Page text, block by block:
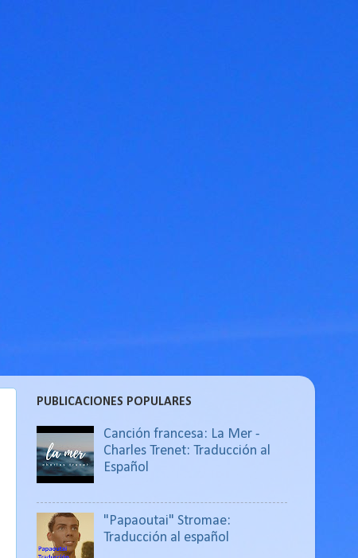
PUBLICACIONES POPULARES
Canción francesa: La Mer -
Charles Trenet: Traducción al
Español
"Papaoutai" Stromae:
Traducción al español